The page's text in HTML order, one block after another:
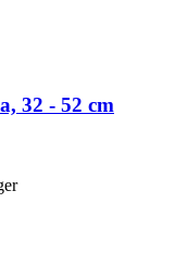
32 -​ 52 cm